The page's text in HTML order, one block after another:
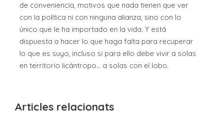
de conveniencia, motivos que nada tienen que ver
con la política ni con ninguna alianza, sino con lo
único que le ha importado en la vida. Y está
dispuesta a hacer lo que haga falta para recuperar
lo que es suyo, incluso si para ello debe vivir a solas
en territorio licántropo... a solas con el lobo.
Articles relacionats